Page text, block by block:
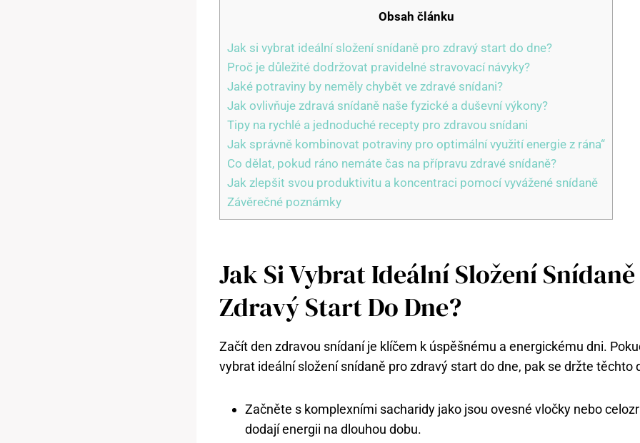
Obsah článku
Jak si vybrat ideální složení snídaně pro zdravý start do dne?
Proč je důležité dodržovat pravidelné stravovací návyky?
Jaké potraviny by neměly chybět ve zdravé snídani?
Jak ovlivňuje zdravá snídaně naše fyzické a duševní výkony?
Tipy na rychlé a jednoduché recepty pro zdravou snídani
Jak správně kombinovat potraviny pro optimální využití energie z rána“
Co dělat, pokud ráno nemáte čas na přípravu zdravé snídaně?
Jak zlepšit svou produktivitu a koncentraci pomocí vyvážené snídaně
Závěrečné poznámky
Jak Si Vybrat Ideální Složení
Zdravý Start Do Dne?
Začít den zdravou snídaní je klíčem k úspěšnému a energickému dni.
vybrat ideální složení snídaně pro zdravý start do dne, pak se držte těchto
Začněte s komplexními sacharidy jako jsou ovesné vločky nebo
dodají energii na dlouhou dobu.